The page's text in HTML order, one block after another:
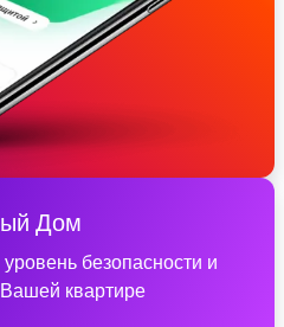
Дом
безопасности и
квартире